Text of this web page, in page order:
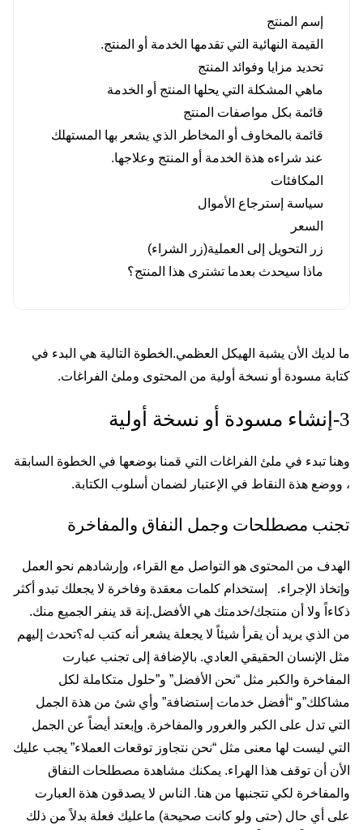
إسم المنتج
القيمة النهائية التي تقدمها الخدمة أو المنتج.
تحديد مزايا وفوائد المنتج
ماهي المشكلة التي يحلها المنتج أو الخدمة
قائمة بكل مواصفات المنتج
قائمة بالمخاوف أو المخاطر الذي يشعر بها المستهلك
عند شراءه هذة الخدمة أو المنتج وعلاجها.
المكافئات
سياسة إسترجاع الأموال
السعر
زر التحويل إلى العملية(زر الشراء)
ماذا سيحدث بعدما تشترى هذا المنتج؟
ما لديك الأن يشبة الهيكل العظمي.الخطوة التالية هي البدء في
كتابة مسودة أو نسخة أولية من المحتوى وملئ الفراغات.
3-إنشاء مسودة أو نسخة أولية
وهنا تبدء في ملئ الفراغات التي قمنا بوضعها في الخطوة السابقة
، ووضع هذة النقاط في الإعتبار لضمان أسلوب الكتابة.
تجنب مصطلحات وجمل النفاق والمفاخرة
الهدف من المحتوى هو التواصل مع القراء، وإرشادهم نحو العمل
وإتخاذ الإجراء. إستخدام كلمات معقدة وفاخرة لا يجعلك تبدو أكثر
ذكاءاً ولا أن منتجك/خدمتك هي الأفضل.إنة قد ينفر الجميع منك.
من الذي يريد أن يقرأ شيئاً لا يجعلة يشعر أنه كتب له؟تحدث إليهم
مثل الإنسان الحقيقي العادي. بالإضافة إلى تجنب عبارت
المفاخرة والكبر مثل “نحن الأفضل” و”حلول متكاملة لكل
مشاكلك”و “أفضل خدمات إستضافة” وأي شئ من هذة الجمل
التي تدل على الكبر والغرور والمفاخرة. وإبعتد أيضاً عن الجمل
التي ليست لها معنى مثل “نحن نتجاوز توقعات العملاء” يجب عليك
الأن أن توقف هذا الهراء. يمكنك مشاهدة مصطلحات النفاق
والمفاخرة لكي تتجنبها من هنا. الناس لا يصدقون هذة العبارت
على أي حال (حتى ولو كانت صحيحة) ماعليك فعلة بدلاً من ذلك